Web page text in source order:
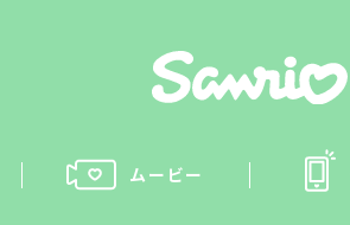
ムービー